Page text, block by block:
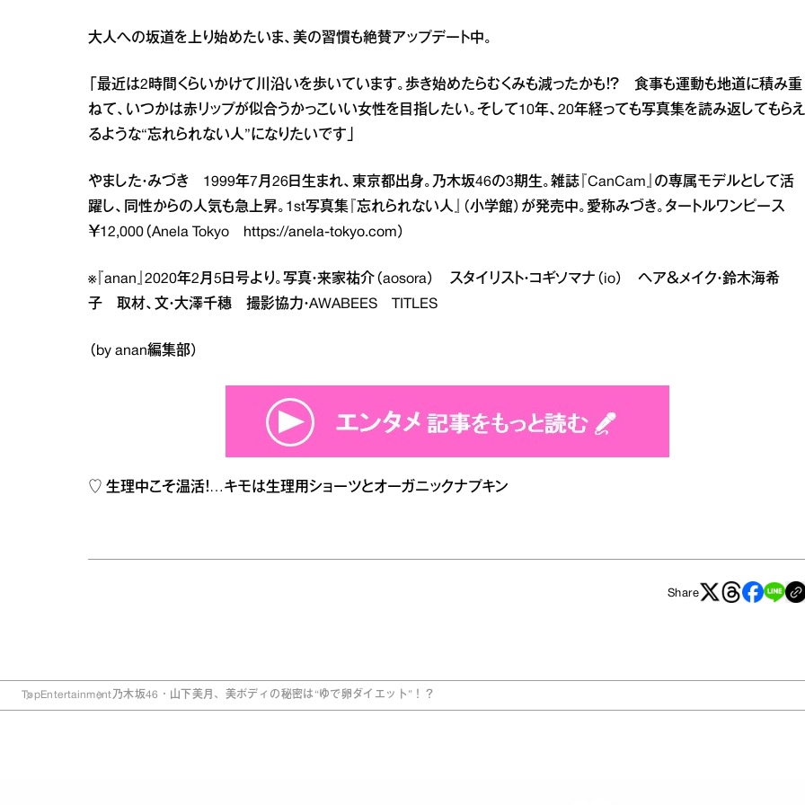
大人への坂道を上り始めたいま、美の習慣も絶賛アップデート中。
「最近は2時間くらいかけて川沿いを歩いています。歩き始めたらむくみも減ったかも！？ 食事も運動も地道に積み重
ねて、いつかは赤リップが似合うかっこいい女性を目指したい。そして10年、20年経っても写真集を読み返してもらえ
るような“忘れられない人”になりたいです」
やました・みづき 1999年7月26日生まれ、東京都出身。乃木坂46の3期生。雑誌『CanCam』の専属モデルとして活
躍し、同性からの人気も急上昇。1st写真集『忘れられない人』（小学館）が発売中。愛称みづき。タートルワンピース
￥12,000（Anela Tokyo
https://anela-tokyo.com ）
※『anan』2020年2月5日号より。写真・来家祐介（aosora） スタイリスト・コギソマナ（io） ヘア＆メイク・鈴木海希
子 取材、文・大澤千穗 撮影協力・AWABEES TITLES
（by anan編集部）
♡ 生理中こそ温活！…キモは生理用ショーツとオーガニックナプキン
Share
TopEntertainment 乃木坂46・山下美月、美ボディの秘密は“ゆで卵ダイエット”！？